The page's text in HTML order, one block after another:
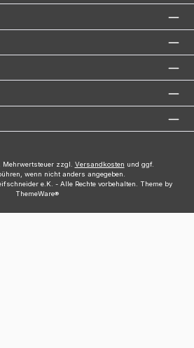
zzgl. Versandkosten und ggf.
wenn nicht anders angegeben.
e.K. - Alle Rechte vorbehalten. Theme by
ThemeWare®